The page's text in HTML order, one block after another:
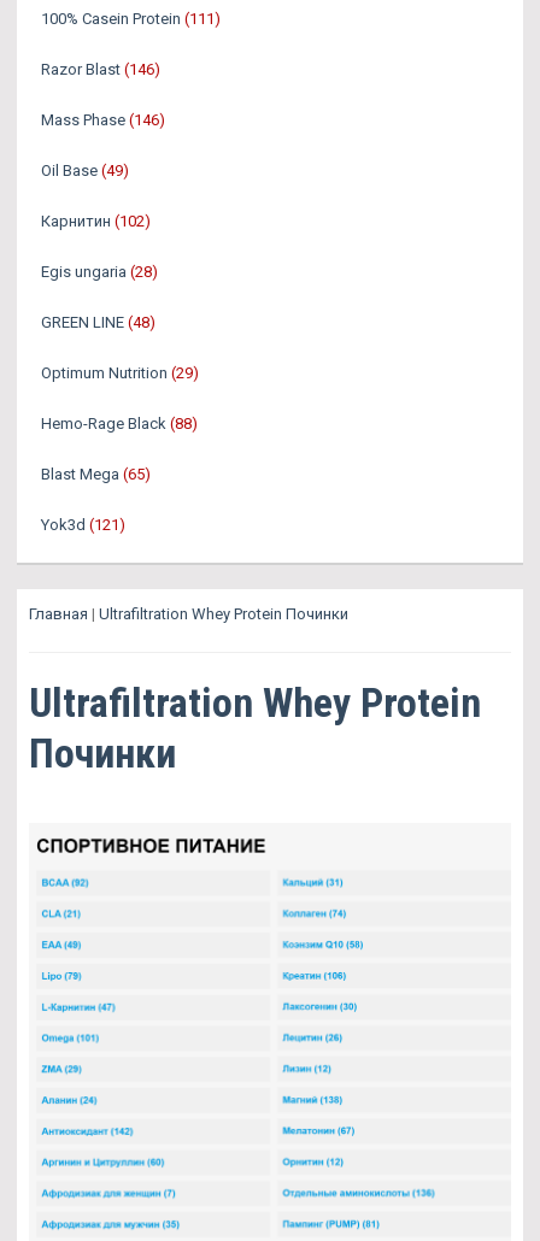
100% Casein Protein (111)
Razor Blast (146)
Mass Phase (146)
Oil Base (49)
Карнитин (102)
Egis ungaria (28)
GREEN LINE (48)
Optimum Nutrition (29)
Hemo-Rage Black (88)
Blast Mega (65)
Yok3d (121)
Главная | Ultrafiltration Whey Protein Починки
Ultrafiltration Whey Protein
Починки